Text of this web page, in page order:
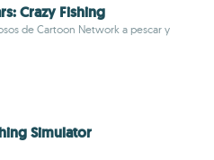
Crazy Fishing
de Cartoon Network a pescar y
Simulator